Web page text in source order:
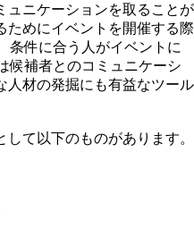
ュニケーションを取ることが
ためにイベントを開催する際
条件に合う人がイベントに
候補者とのコミュニケーシ
人材の発掘にも有益なツール
て以下のものがあります。